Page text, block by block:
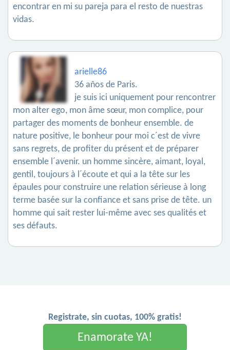
encontrar en mi su pareja para el resto de nuestras
vidas.
arielle86
36 años de Paris.
je suis ici uniquement pour rencontrer
mon alter ego, mon âme sœur, mon complice, pour
partager des moments de bonheur ensemble. de
nature positive, le bonheur pour moi c´est de vivre
sans regrets, de profiter du présent et de préparer
ensemble l´avenir. un homme sincère, aimant, loyal,
gentil, toujours à l´écoute et qui a la tête sur les
épaules pour construire une relation sérieuse à long
terme basée sur la confiance et sans prise de tête. un
homme qui sait rester lui-même avec ses qualités et
ses défauts.
Registrate, sin cuotas, 100% gratis!
Enamorate YA!